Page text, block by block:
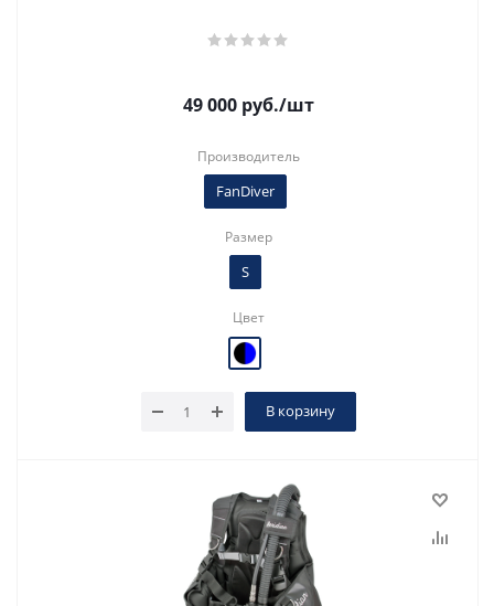
49 000руб./шт
Производитель
FanDiver
Размер
S
Цвет
В корзину